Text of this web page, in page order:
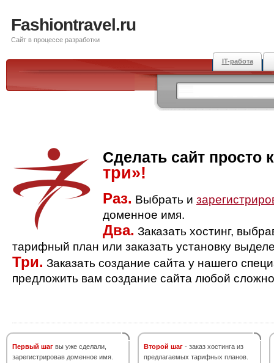
Fashiontravel.ru
Сайт в процессе разработки
IT-работа
Сделать сайт просто
три»!
Раз. Выбрать и
доменное имя.
Два. Заказать хостинг,
тарифный план или заказать установку
Три. Заказать создание сайта у нашего
предложить вам создание сайта любой
Первый шаг вы уже сделали,
зарегистрировав доменное имя.
Второй шаг - заказ хостинга из
предлагаемых тарифных планов.